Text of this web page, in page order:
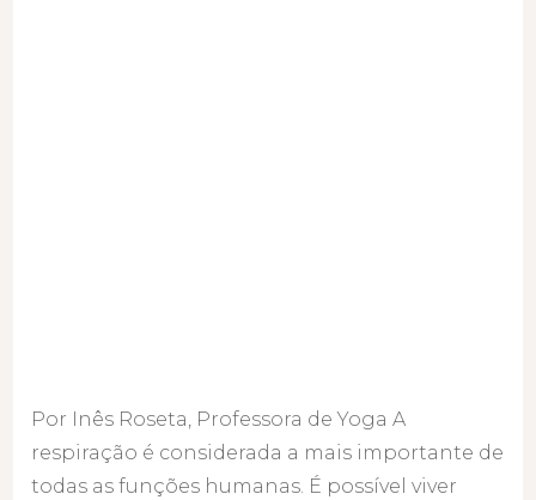
Por Inês Roseta, Professora de Yoga A
respiração é considerada a mais importante de
todas as funções humanas. É possível viver